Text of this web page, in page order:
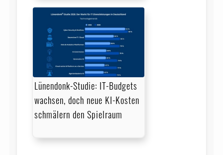
Lünendonk-Studie: IT-Budgets
wachsen, doch neue KI-Kosten
schmälern den Spielraum